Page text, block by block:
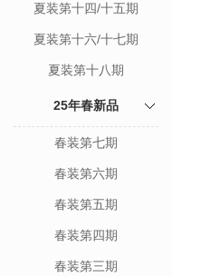
夏装第十四/十五期
夏装第十六/十七期
夏装第十八期
25年春新品
春装第七期
春装第六期
春装第五期
春装第四期
春装第三期